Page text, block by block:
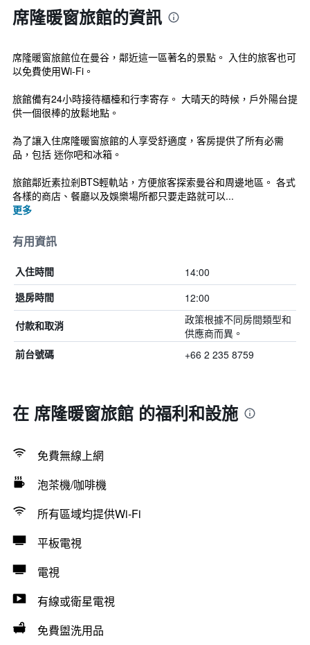
席隆暖窗旅館的資訊
席隆暖窗旅館位在曼谷，鄰近這一區著名的景點。 入住的旅客也可
以免費使用Wi-Fi。
旅館備有24小時接待櫃檯和行李寄存。 大晴天的時候，戶外陽台提
供一個很棒的放鬆地點。
為了讓入住席隆暖窗旅館的人享受舒適度，客房提供了所有必需
品，包括 迷你吧和冰箱。
旅館鄰近素拉剎BTS輕軌站，方便旅客探索曼谷和周邊地區。 各式
各樣的商店、餐廳以及娛樂場所都只要走路就可以...
更多
有用資訊
入住時間 14:00
退房時間 12:00
付款和取消
政策根據不同房間類型和
供應商而異。
前台號碼 +66 2 235 8759
在 席隆暖窗旅館 的福利和設施
免費無線上網
泡茶機/咖啡機
所有區域均提供Wi-Fi
平板電視
電視
有線或衛星電視
免費盥洗用品